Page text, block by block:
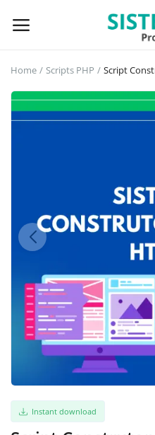
Main Menu
Categories
Contact
Login
Register
Home Scripts PHP Script
Instant download